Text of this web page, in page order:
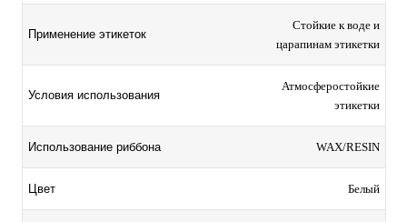
Применение этикеток
Стойкие к воде и
царапинам этикетки
Условия использования
Атмосферостойкие
этикетки
Использование риббона WAX/RESIN
Цвет Белый